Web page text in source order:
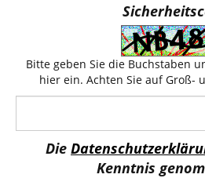
Bitte geben Sie die Buchstaben
hier ein. Achten Sie auf Groß-
Die
Kenntnis